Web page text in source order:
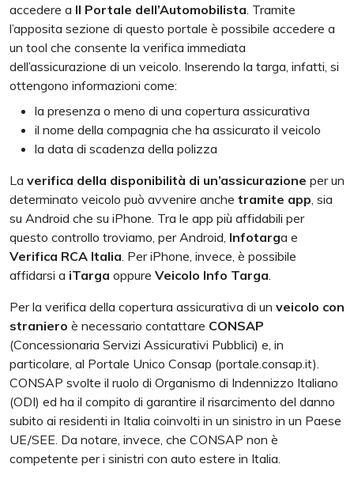
accedere a Il Portale dell’Automobilista . Tramite
l’apposita sezione di questo portale è possibile accedere a
un tool che consente la verifica immediata
dell’assicurazione di un veicolo. Inserendo la targa, infatti, si
ottengono informazioni come:
la presenza o meno di una copertura assicurativa
il nome della compagnia che ha assicurato il veicolo
la data di scadenza della polizza
La verifica della disponibilità di un’assicurazione per un
determinato veicolo può avvenire anche tramite app , sia
su Android che su iPhone. Tra le app più affidabili per
questo controllo troviamo, per Android, Infotarga e
Verifica RCA Italia . Per iPhone, invece, è possibile
affidarsi a iTarga oppure Veicolo Info Targa
Per la verifica della copertura assicurativa di un veicolo con
straniero è necessario contattare CONSAP
(Concessionaria Servizi Assicurativi Pubblici) e, in
particolare, al Portale Unico Consap (portale.consap.it).
CONSAP svolte il ruolo di Organismo di Indennizzo Italiano
(ODI) ed ha il compito di garantire il risarcimento del danno
subito ai residenti in Italia coinvolti in un sinistro in un Paese
UE/SEE. Da notare, invece, che CONSAP non è
competente per i sinistri con auto estere in Italia.